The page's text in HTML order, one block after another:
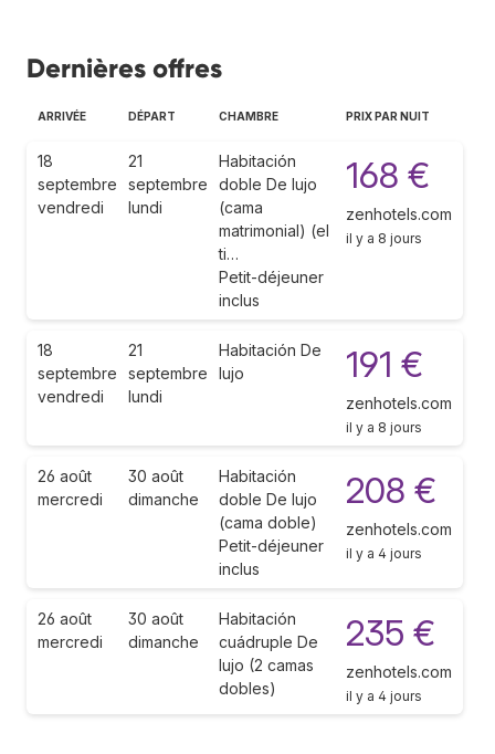
Dernières offres
ARRIVÉE DÉPART CHAMBRE PRIX PAR NUIT
18
septembre
vendredi
21
septembre
lundi
Habitación
doble De lujo
(cama
matrimonial) (el
ti…
Petit-déjeuner
inclus
168 €
zenhotels.com
il y a 8 jours
18
septembre
vendredi
21
septembre
lundi
Habitación De
lujo
191 €
zenhotels.com
il y a 8 jours
26 août
mercredi
30 août
dimanche
Habitación
doble De lujo
(cama doble)
Petit-déjeuner
inclus
208 €
zenhotels.com
il y a 4 jours
26 août
mercredi
30 août
dimanche
Habitación
cuádruple De
lujo (2 camas
dobles)
235 €
zenhotels.com
il y a 4 jours